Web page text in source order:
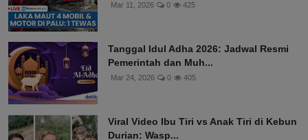
Mar 11, 2026 0 425
Tanggal Idul Adha 2026: Jadwal Resmi
Pemerintah dan Muh...
Mar 24, 2026 0 405
Viral Video Ibu Tiri vs Anak Tiri di Kebun
Durian: Wasp...